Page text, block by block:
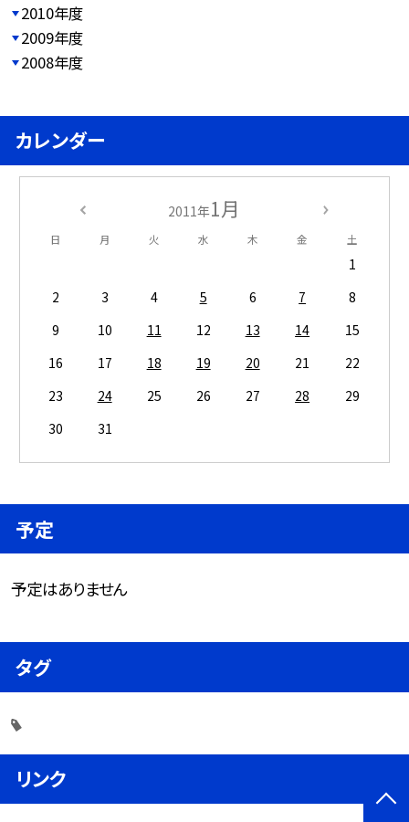
2010年度
2009年度
2008年度
カレンダー
2011年1月
日 月 火 水 木 金 土
1
2
3 4 5 6 7
8
9
10 11 12 13 14
15
16
17 18 19 20 21
22
23
24 25 26 27 28
29
30
31
予定
予定はありません
タグ
リンク